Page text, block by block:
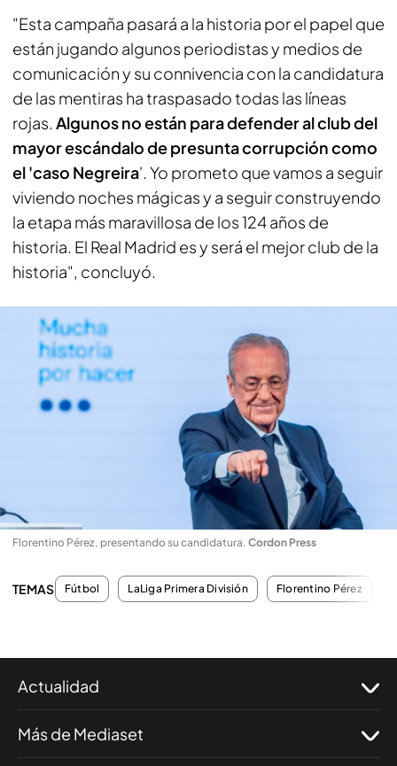
"Esta campaña pasará a la historia por el papel que
están jugando algunos periodistas y medios de
comunicación y su connivencia con la candidatura
de las mentiras ha traspasado todas las líneas
rojas. Algunos no están para defender al club del
mayor escándalo de presunta corrupción como
el 'caso Negreira'. Yo prometo que vamos a seguir
viviendo noches mágicas y a seguir construyendo
la etapa más maravillosa de los 124 años de
historia. El Real Madrid es y será el mejor club de la
historia", concluyó.
Florentino Pérez, presentando su candidatura. Cordon Press
TEMAS Fútbol LaLiga Primera División Florentino Pérez
Actualidad
Más de Mediaset